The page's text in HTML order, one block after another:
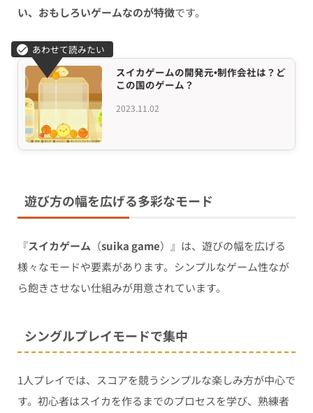
い、おもしろいゲームなのが特徴です。
2023.11.02
スイカゲームの開発元•制作会社は？ど
この国のゲーム？
遊び方の幅を広げる多彩なモード
『スイカゲーム （suika game）』は、遊びの幅を広げる
様々なモードや要素があります。シンプルなゲーム性なが
ら飽きさせない仕組みが用意されています。
シングルプレイモードで集中
1人プレイでは、スコアを競うシンプルな楽しみ方が中心で
す。初心者はスイカを作るまでのプロセスを学び、熟練者